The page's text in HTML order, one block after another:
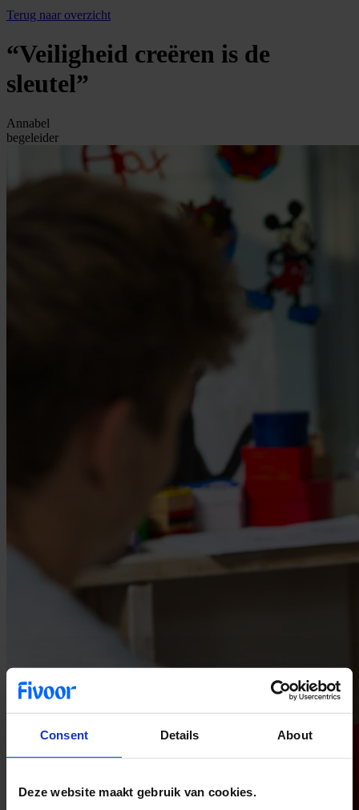
Consent Details About
Deze website maakt gebruik van cookies.
Terug naar overzicht
“Veiligheid creëren is de
sleutel”
Annabel
begeleider